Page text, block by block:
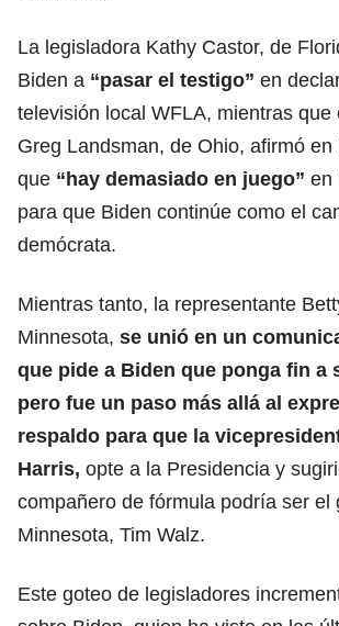
La legisladora Kathy Castor, de
Biden a “pasar el testigo” en
televisión local WFLA, mientras que
Greg Landsman, de Ohio, afirmó en
que “hay demasiado en juego” en
para que Biden continúe como el
demócrata.
Mientras tanto, la representante
Minnesota, se unió en un
que pide a Biden que ponga fin a
pero fue un paso más allá al
respaldo para que la
Harris, opte a la Presidencia y
compañero de fórmula podría ser el
Minnesota, Tim Walz.
Este goteo de legisladores